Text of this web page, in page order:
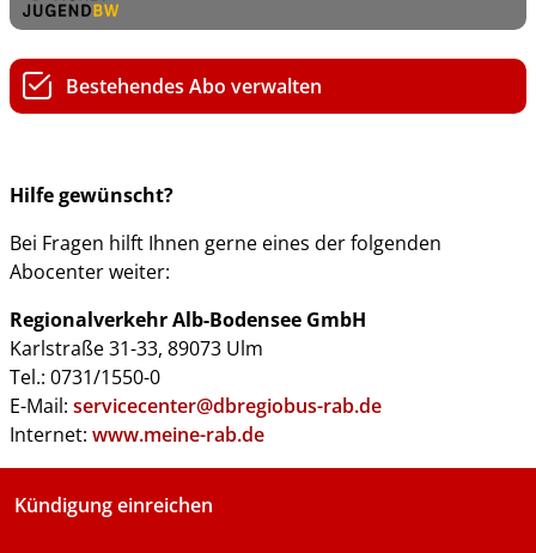
Bestehendes Abo verwalten
Hilfe gewünscht?
Bei Fragen hilft Ihnen gerne eines der folgenden
Abocenter weiter:
Regionalverkehr Alb-Bodensee GmbH
Karlstraße 31-33, 89073 Ulm
Tel.: 0731/1550-0
E-Mail: servicecenter@dbregiobus-rab.de
Internet: www.meine-rab.de
Kündigung einreichen